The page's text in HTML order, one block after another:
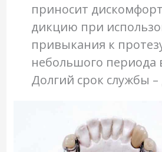
приносит
дикцию при
привыкания к
небольшого периода
Долгий срок службы –